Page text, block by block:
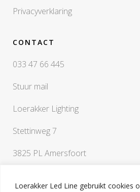
Loerakker Led Line gebruikt cookies
Privacyverklaring
CONTACT
033 47 66 445
Stuur mail
Loerakker Lighting
Stettinweg 7
3825 PL Amersfoort